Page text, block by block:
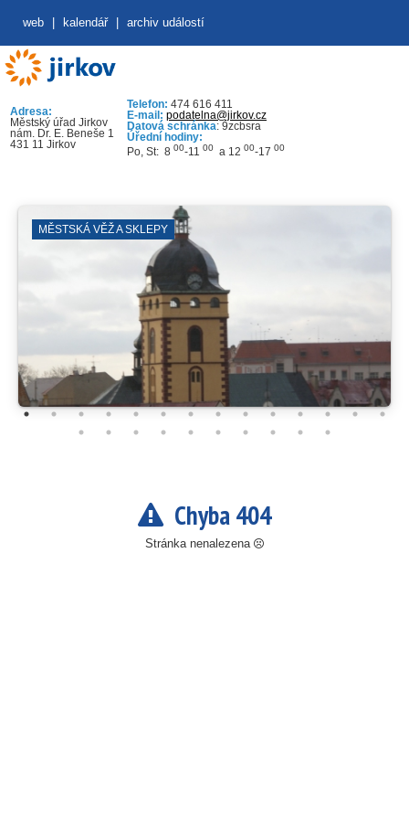
web kalendář archiv událostí
Adresa:
Městský úřad Jirkov
nám. Dr. E. Beneše 1
431 11 Jirkov
Telefon: 474 616 411
E-mail: podatelna@jirkov.cz
Datová schránka: 9zcbsra
Úřední hodiny:
Po, St: 8 00-11 00 a 12 00-17 00
MĚSTSKÁ VĚŽ A SKLEPY
Chyba 404
Stránka nenalezena